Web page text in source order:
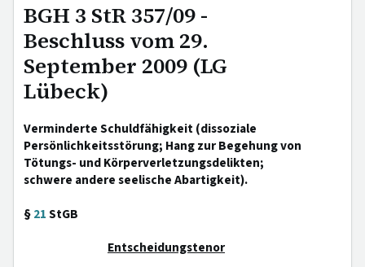
BGH 3 StR 357/09 -
Beschluss vom 29.
September 2009 (LG
Lübeck)
Verminderte Schuldfähigkeit (dissoziale
Persönlichkeitsstörung; Hang zur Begehung von
Tötungs- und Körperverletzungsdelikten;
schwere andere seelische Abartigkeit).
§21StGB
Entscheidungstenor